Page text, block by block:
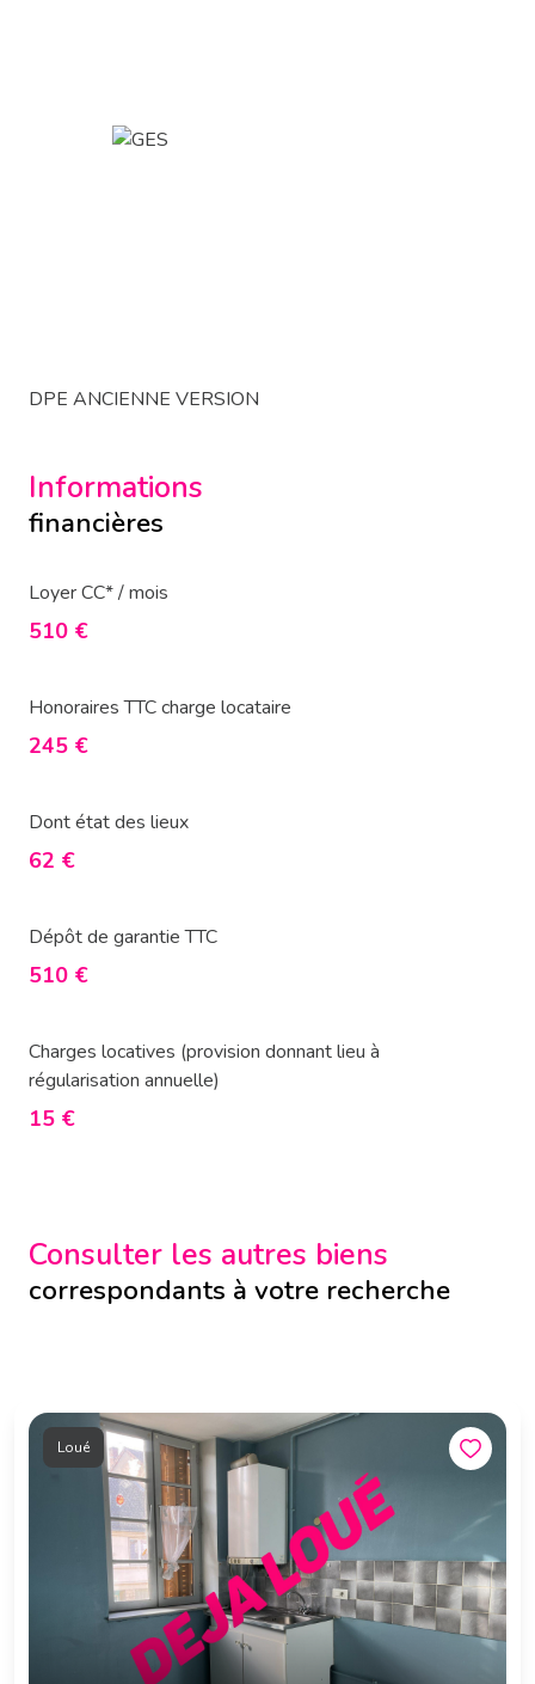
DPE ANCIENNE VERSION
Informations
financières
Loyer CC* / mois
510 €
Honoraires TTC charge locataire
245 €
Dont état des lieux
62 €
Dépôt de garantie TTC
510 €
Charges locatives (provision donnant lieu à
régularisation annuelle)
15 €
Consulter les autres biens
correspondants à votre recherche
Loué